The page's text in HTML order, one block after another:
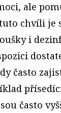
ale
chvíli je
i
často
často